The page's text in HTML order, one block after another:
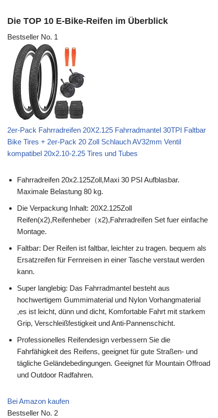
Die TOP 10 E-Bike-Reifen im Überblick
Bestseller No. 1
2er-Pack Fahrradreifen 20X2.125 Fahrradmantel 30TPI Faltbar
Bike Tires + 2er-Pack 20 Zoll Schlauch AV32mm Ventil
kompatibel 20x2.10-2.25 Tires und Tubes
Fahrradreifen 20x2.125Zoll,Maxi 30 PSI Aufblasbar.
Maximale Belastung 80 kg.
Die Verpackung Inhalt: 20X2.125Zoll
Reifen(x2),Reifenheber（x2),Fahrradreifen Set fuer einfache
Montage.
Faltbar: Der Reifen ist faltbar, leichter zu tragen. bequem als
Ersatzreifen für Fernreisen in einer Tasche verstaut werden
kann.
Super langlebig: Das Fahrradmantel besteht aus
hochwertigem Gummimaterial und Nylon Vorhangmaterial
,es ist leicht, dünn und dicht, Komfortable Fahrt mit starkem
Grip, Verschleißfestigkeit und Anti-Pannenschicht.
Professionelles Reifendesign verbessern Sie die
Fahrfähigkeit des Reifens, geeignet für gute Straßen- und
tägliche Geländebedingungen. Geeignet für Mountain Offroad
und Outdoor Radfahren.
Bei Amazon kaufen
Bestseller No. 2